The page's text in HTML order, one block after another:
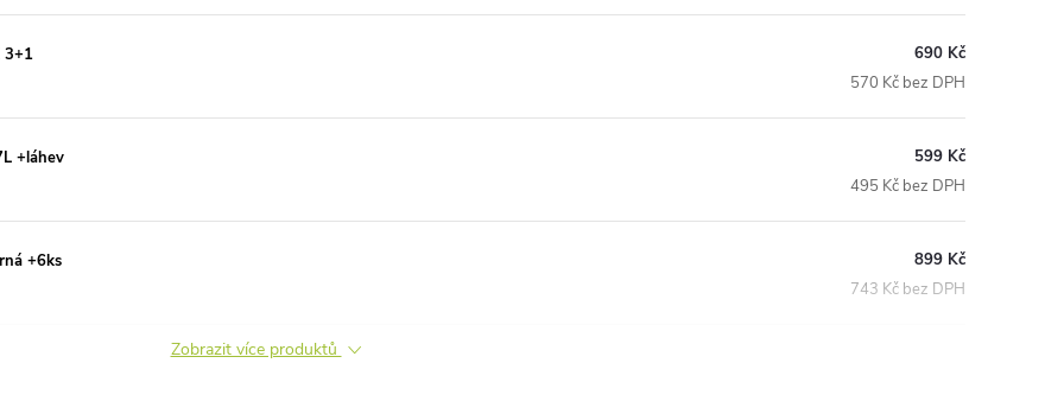
3+1
690 Kč
570 Kč bez DPH
+láhev
599 Kč
495 Kč bez DPH
+6ks
899 Kč
743 Kč bez DPH
Zobrazit více produktů